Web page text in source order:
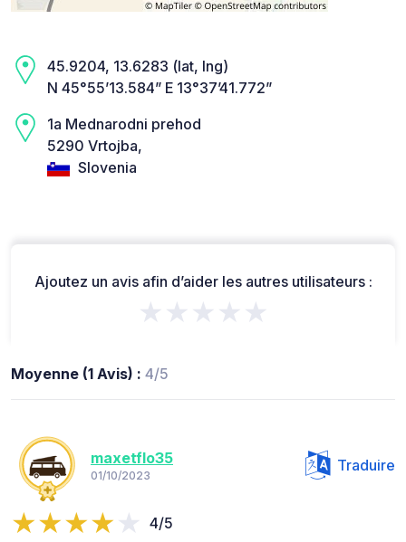
45.9204, 13.6283 (lat, lng)
N 45°55’13.584” E 13°37’41.772”
1a Mednarodni prehod
5290 Vrtojba,
Slovenia
Ajoutez un avis afin d’aider les autres utilisateurs :
★★★★★
Moyenne (1 Avis) : 4/5
maxetflo35
01/10/2023
Traduire
4/5